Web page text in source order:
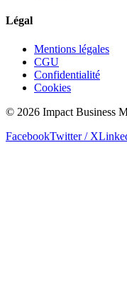
Légal
Mentions légales
CGU
Confidentialité
Cookies
© 2026 Impact Business
FacebookTwitter / X